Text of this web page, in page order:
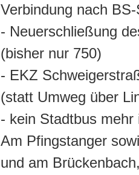
Verbindung nach
- Neuerschließung
(bisher nur 750)
- EKZ
(statt Umweg über
- kein Stadtbus
Am Pfingstanger
und am